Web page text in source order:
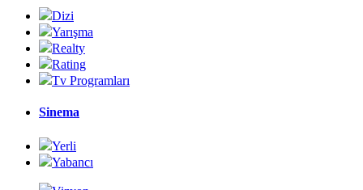
Dizi
Yarışma
Realty
Rating
Tv Programları
Sinema
Yerli
Yabancı